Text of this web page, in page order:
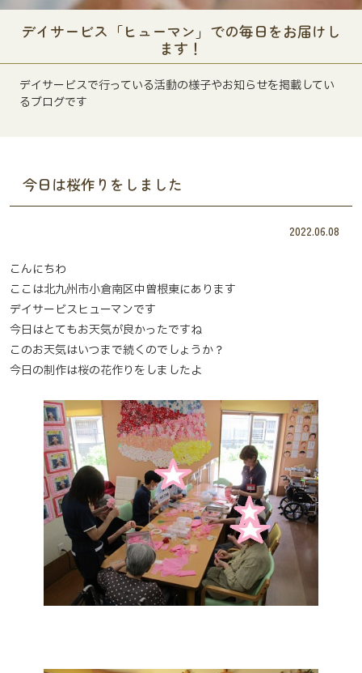
デイサービス「ヒューマン」での毎日をお届けし
ます！
デイサービスで行っている活動の様子やお知らせを掲載してい
るブログです
今日は桜作りをしました
2022.06.08
こんにちわ
ここは北九州市小倉南区中曽根東にあります
デイサービスヒューマンです
今日はとてもお天気が良かったですね
このお天気はいつまで続くのでしょうか？
今日の制作は桜の花作りをしましたよ